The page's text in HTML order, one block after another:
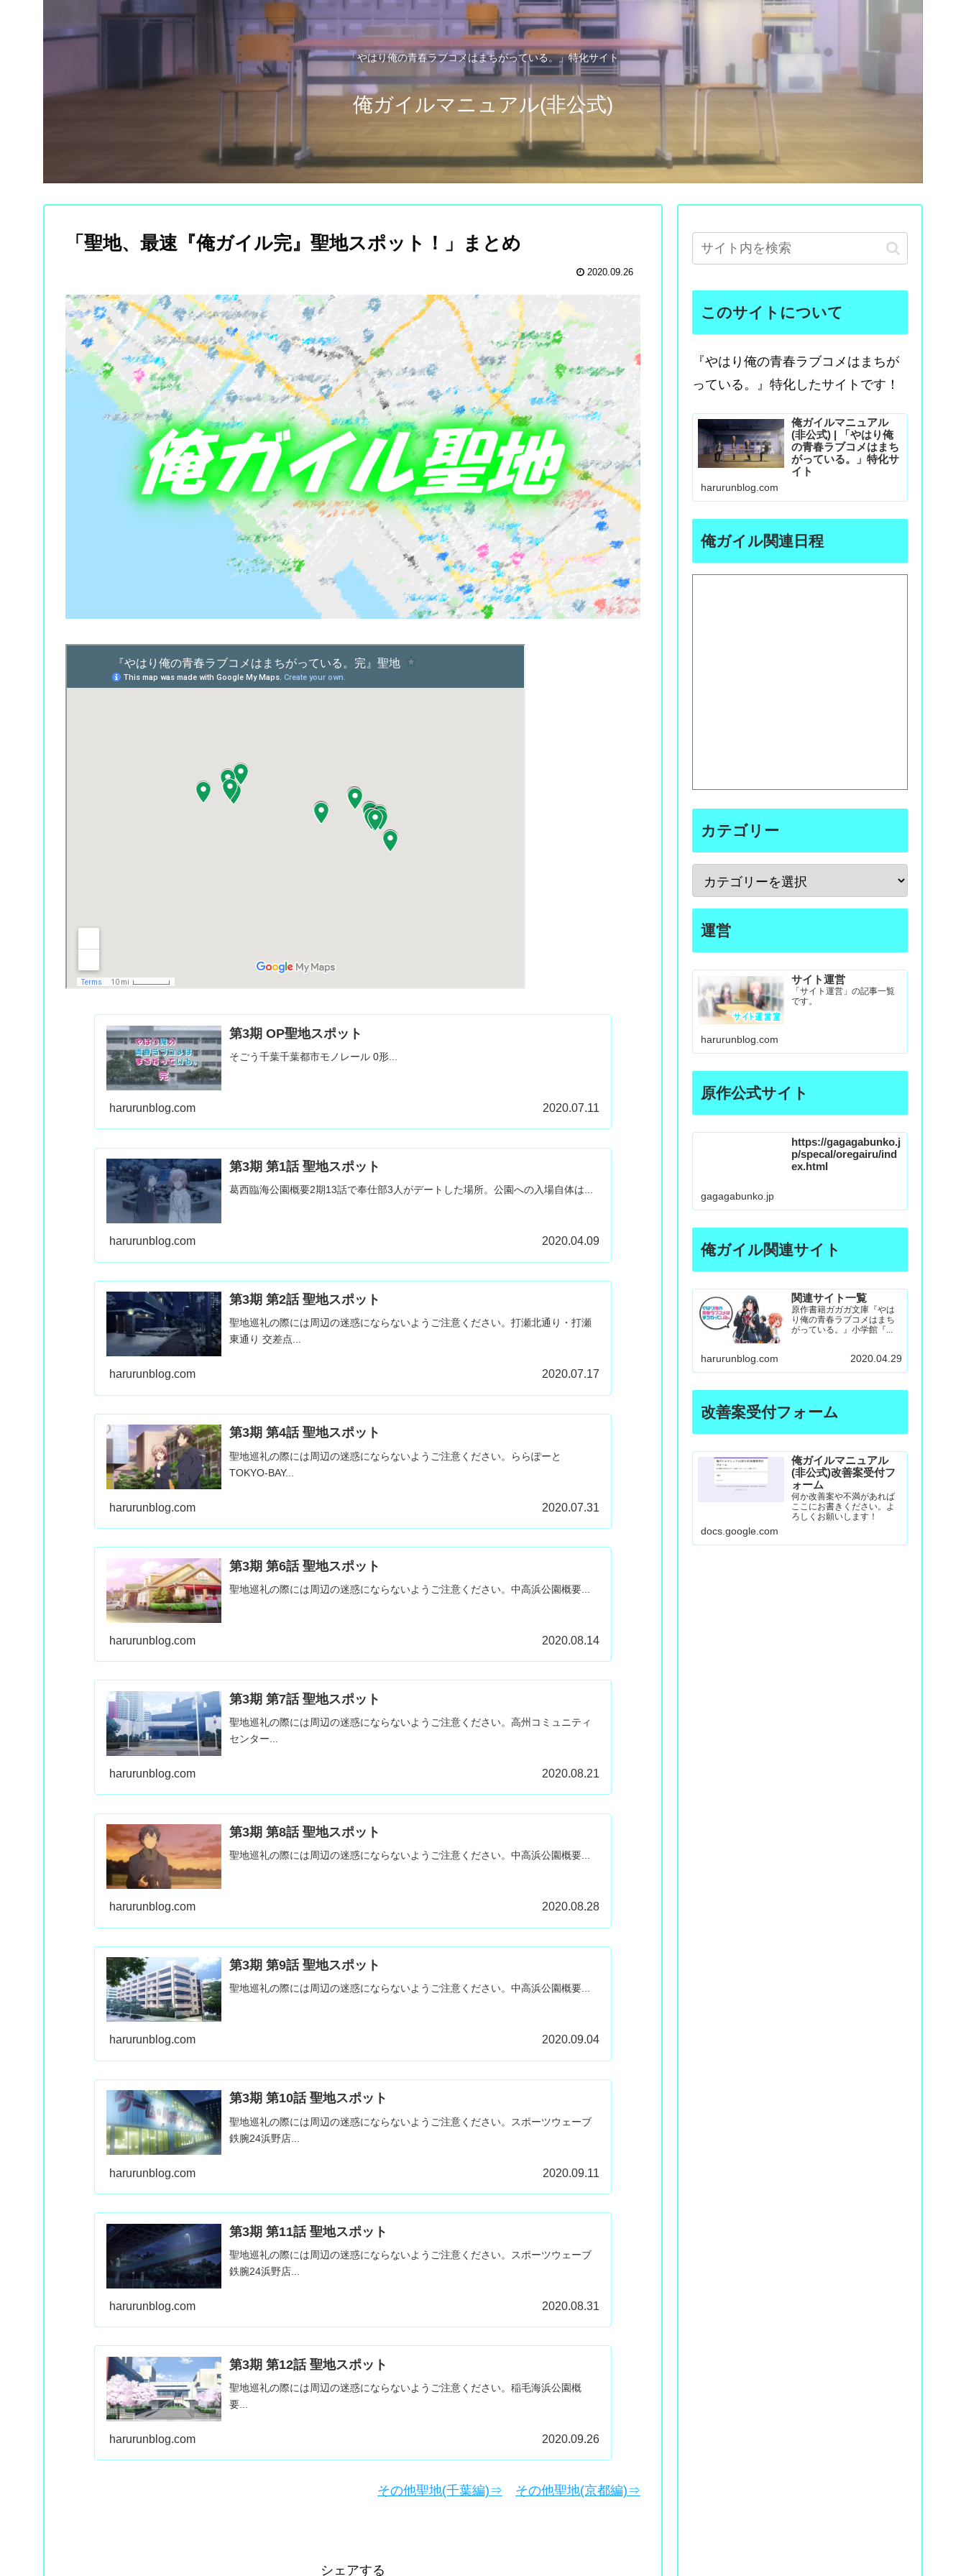
「やはり俺の青春ラブコメはまちがっている。」特化サイト
俺ガイルマニュアル(非公式)
「聖地、最速『俺ガイル完』聖地スポット！」まとめ
2020.09.26
第3期 OP聖地スポット
そごう千葉千葉都市モノレール 0形...
harurunblog.com 2020.07.11
第3期 第1話 聖地スポット
葛西臨海公園概要2期13話で奉仕部3人がデートした場所。公園への入場自体は...
harurunblog.com 2020.04.09
第3期 第2話 聖地スポット
聖地巡礼の際には周辺の迷惑にならないようご注意ください。打瀬北通り・打瀬
東通り 交差点...
harurunblog.com 2020.07.17
第3期 第4話 聖地スポット
聖地巡礼の際には周辺の迷惑にならないようご注意ください。ららぽーと
TOKYO-BAY...
harurunblog.com 2020.07.31
第3期 第6話 聖地スポット
聖地巡礼の際には周辺の迷惑にならないようご注意ください。中高浜公園概要...
harurunblog.com 2020.08.14
第3期 第7話 聖地スポット
聖地巡礼の際には周辺の迷惑にならないようご注意ください。高州コミュニティ
センター...
harurunblog.com 2020.08.21
第3期 第8話 聖地スポット
聖地巡礼の際には周辺の迷惑にならないようご注意ください。中高浜公園概要...
harurunblog.com 2020.08.28
第3期 第9話 聖地スポット
聖地巡礼の際には周辺の迷惑にならないようご注意ください。中高浜公園概要...
harurunblog.com 2020.09.04
第3期 第10話 聖地スポット
聖地巡礼の際には周辺の迷惑にならないようご注意ください。スポーツウェーブ
鉄腕24浜野店...
harurunblog.com 2020.09.11
第3期 第11話 聖地スポット
聖地巡礼の際には周辺の迷惑にならないようご注意ください。スポーツウェーブ
鉄腕24浜野店...
harurunblog.com 2020.08.31
第3期 第12話 聖地スポット
聖地巡礼の際には周辺の迷惑にならないようご注意ください。稲毛海浜公園概
要...
harurunblog.com 2020.09.26
その他聖地(千葉編)⇒ その他聖地(京都編)⇒
シェアする
このサイトについて
『やはり俺の青春ラブコメはまちが
っている。』特化したサイトです！
俺ガイルマニュアル
(非公式) | 「やはり俺
の青春ラブコメはまち
がっている。」特化サ
イト
harurunblog.com
俺ガイル関連日程
カテゴリー
運営
サイト運営
「サイト運営」の記事一覧
です。
harurunblog.com
原作公式サイト
https://gagagabunko.j
p/specal/oregairu/ind
ex.html
gagagabunko.jp
俺ガイル関連サイト
関連サイト一覧
原作書籍ガガガ文庫『やは
り俺の青春ラブコメはまち
がっている。』小学館『...
harurunblog.com 2020.04.29
改善案受付フォーム
俺ガイルマニュアル
(非公式)改善案受付フ
ォーム
何か改善案や不満があれば
ここにお書きください。よ
ろしくお願いします！
docs.google.com